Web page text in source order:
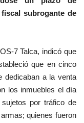
subrogante de
7 Talca, indicó que
que en cinco
dedicaban a la venta
los inmuebles el día
por tráfico de
quienes fueron